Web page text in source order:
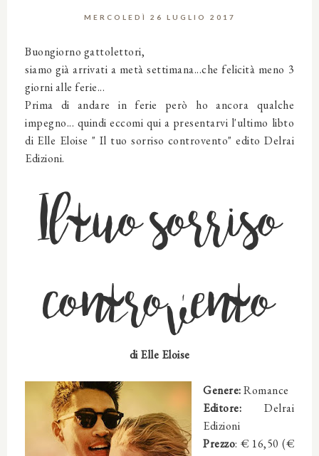
MERCOLEDÌ 26 LUGLIO 2017
Buongiorno gattolettori,
siamo già arrivati a metà settimana...che felicità meno 3
giorni alle ferie...
Prima di andare in ferie però ho ancora qualche
impegno... quindi eccomi qui a presentarvi l'ultimo libto
di Elle Eloise " Il tuo sorriso controvento" edito Delrai
Edizioni.
Il tuo sorriso
controvento
di Elle Eloise
Genere:Romance
Editore: Delrai
Edizioni
Prezzo: € 16,50 (€